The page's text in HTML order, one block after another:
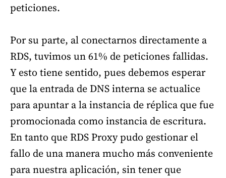
peticiones.
Por su parte, al conectarnos directamente a
RDS, tuvimos un 61% de peticiones fallidas.
Y esto tiene sentido, pues debemos esperar
que la entrada de DNS interna se actualice
para apuntar a la instancia de réplica que fue
promocionada como instancia de escritura.
En tanto que RDS Proxy pudo gestionar el
fallo de una manera mucho más conveniente
para nuestra aplicación, sin tener que